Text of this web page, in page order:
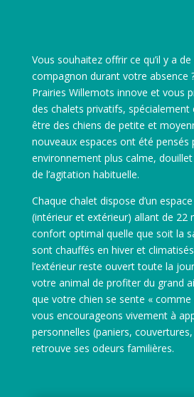
Vous souhaitez offrir ce qu’il y a
compagnon durant votre absence
Prairies Willemots innove et vous
des chalets privatifs, spécialement
être des chiens de petite et
nouveaux espaces ont été pensés
environnement plus calme,
de l’agitation habituelle.
Chaque chalet dispose d’un
(intérieur et extérieur) allant de 22
confort optimal quelle que soit la
sont chauffés en hiver et climatisés
l’extérieur reste ouvert toute la
votre animal de profiter du grand
que votre chien se sente «
vous encourageons vivement à
personnelles (paniers,
retrouve ses odeurs familières.